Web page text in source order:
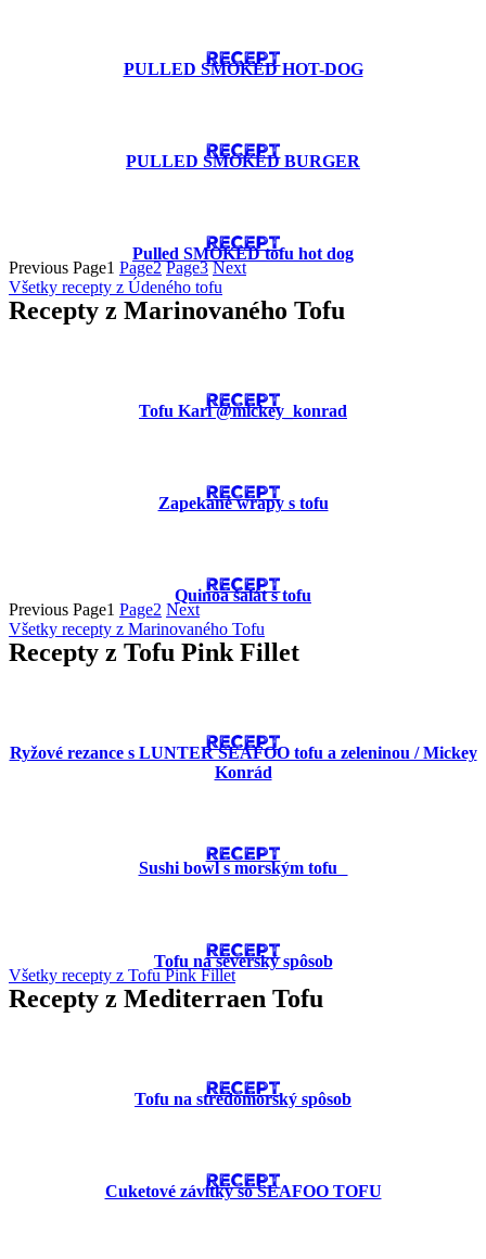
RECEPT
PULLED SMOKED HOT-DOG
RECEPT
PULLED SMOKED BURGER
RECEPT
Pulled SMOKED tofu hot dog
Previous Page1 Page2 Page3 Next
Všetky recepty z Údeného tofu
Recepty z Marinovaného Tofu
RECEPT
Tofu Kari @mickey_konrad
RECEPT
Zapekané wrapy s tofu
RECEPT
Quinoa šalát s tofu
Previous Page1 Page2 Next
Všetky recepty z Marinovaného Tofu
Recepty z Tofu Pink Fillet
RECEPT
Ryžové rezance s LUNTER SEAFOO tofu a zeleninou / Mickey
Konrád
RECEPT
Sushi bowl s morským tofu
RECEPT
Tofu na severský spôsob
Všetky recepty z Tofu Pink Fillet
Recepty z Mediterraen Tofu
RECEPT
Tofu na stredomorský spôsob
RECEPT
Cuketové závitky so SEAFOO TOFU